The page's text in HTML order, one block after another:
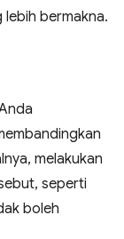
bermakna.
melakukan
seperti
boleh